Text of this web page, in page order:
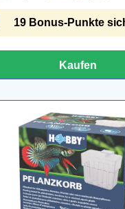
19 Bonus-Punkte
Kaufen